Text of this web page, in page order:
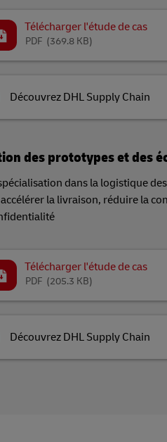
Télécharger l'étude de cas
(369.8 KB)
PDF
Découvrez DHL Supply Chain
des prototypes et des
dans la logistique
la livraison, réduire la
Télécharger l'étude de cas
(205.3 KB)
PDF
Découvrez DHL Supply Chain